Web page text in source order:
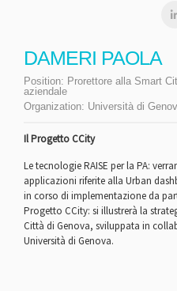
DAMERI PAOLA
Position: Prorettore alla Smart
aziendale
Organization: Università di
Il Progetto CCity
Le tecnologie RAISE per la PA:
applicazioni riferite alla Urban
in corso di implementazione da
Progetto CCity: si illustrerà la
Città di Genova, sviluppata in
Università di Genova.